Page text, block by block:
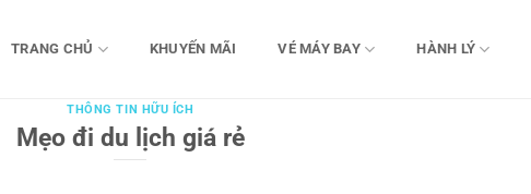
TRANG CHỦ KHUYẾN MÃI VÉ MÁY BAY HÀNH LÝ
THÔNG TIN HỮU ÍCH
Mẹo đi du lịch giá rẻ